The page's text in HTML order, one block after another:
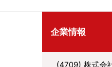
企業情報
(4709) 株式会